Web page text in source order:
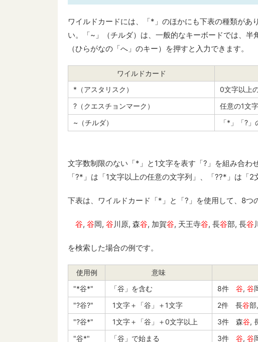
ワイルドカードには、「*」のほかにも下表の種類があ
い。「~」（チルダ）は、一般的なキーボードでは、
（ひらがなの「へ」のキー）を押すと入力できます。
ワイルドカード
*（アスタリスク）
0文字以上
?（クエスチョンマーク）
任意の1文字
~（チルダ）
「*」「?
文字数制限のない「*」と1文字を表す「?」を組み合わ
「?*」は「1文字以上の任意の文字列」、「??*」は「2
下表は、ワイルドカード「*」と「?」を使用して、8つ
谷, 谷岡, 谷川原, 森谷, 加賀谷, 天王寺谷, 長谷部, 長谷
を検索した場合の例です。
使用例 意味
"*谷*"
「谷」を含む 8件 谷, 谷
"?谷?"
1文字＋「谷」＋1文字 2件 長谷部
"?谷*"
1文字＋「谷」＋0文字以上 3件 森谷,
"谷*"
「谷」で始まる 3件 谷, 谷